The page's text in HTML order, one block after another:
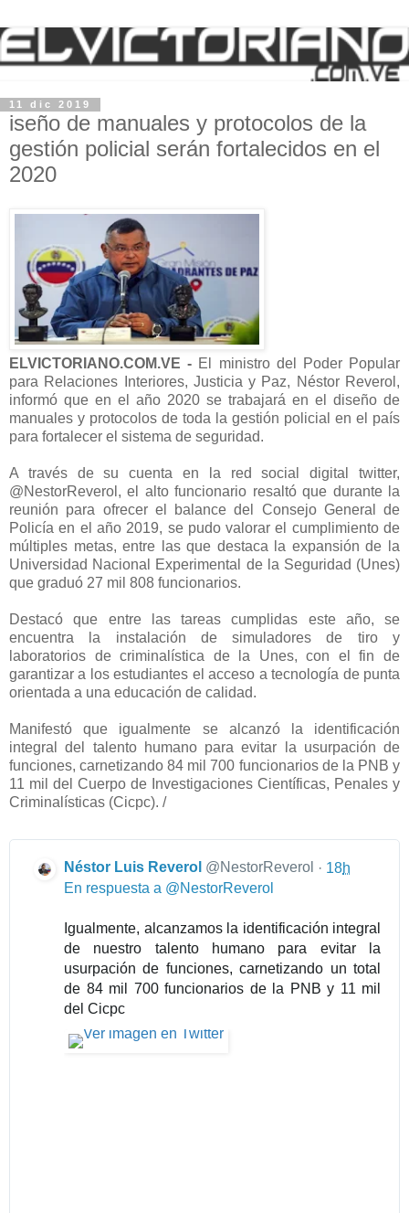
11 dic 2019
iseño de manuales y protocolos de la
gestión policial serán fortalecidos en el
2020
ELVICTORIANO.COM.VE - El ministro del Poder Popular
para Relaciones Interiores, Justicia y Paz, Néstor Reverol,
informó que en el año 2020 se trabajará en el diseño de
manuales y protocolos de toda la gestión policial en el país
para fortalecer el sistema de seguridad.
A través de su cuenta en la red social digital twitter,
@NestorReverol, el alto funcionario resaltó que durante la
reunión para ofrecer el balance del Consejo General de
Policía en el año 2019, se pudo valorar el cumplimiento de
múltiples metas, entre las que destaca la expansión de la
Universidad Nacional Experimental de la Seguridad (Unes)
que graduó 27 mil 808 funcionarios.
Destacó que entre las tareas cumplidas este año, se
encuentra la instalación de simuladores de tiro y
laboratorios de criminalística de la Unes, con el fin de
garantizar a los estudiantes el acceso a tecnología de punta
orientada a una educación de calidad.
Manifestó que igualmente se alcanzó la identificación
integral del talento humano para evitar la usurpación de
funciones, carnetizando 84 mil 700 funcionarios de la PNB y
11 mil del Cuerpo de Investigaciones Científicas, Penales y
Criminalísticas (Cicpc). /
Néstor Luis Reverol @NestorReverol · 18h
En respuesta a @NestorReverol
Igualmente, alcanzamos la identificación integral
de nuestro talento humano para evitar la
usurpación de funciones, carnetizando un total
de 84 mil 700 funcionarios de la PNB y 11 mil
del Cicpc